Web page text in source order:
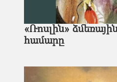
«Ռոսլին»
համարը